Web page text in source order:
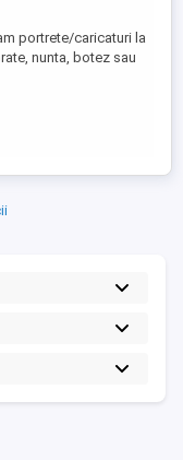
portrete/caricaturi la
nunta, botez sau
originale,
.Detali direct
, Caricaturi